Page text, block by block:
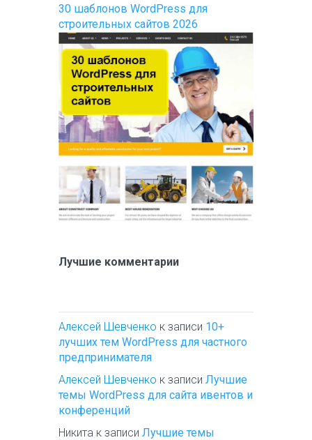
30 шаблонов WordPress для
строительных сайтов 2026
Лучшие комментарии
Алексей Шевченко к записи 10+
лучших тем WordPress для частного
предпринимателя
Алексей Шевченко к записи Лучшие
темы WordPress для сайта ивентов и
конференций
Никита к записи Лучшие темы